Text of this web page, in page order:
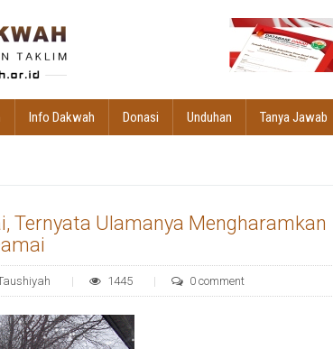
Info Dakwah Donasi Unduhan Tanya Jawab
Ternyata Ulamanya Mengharamkan
1445 0 comment